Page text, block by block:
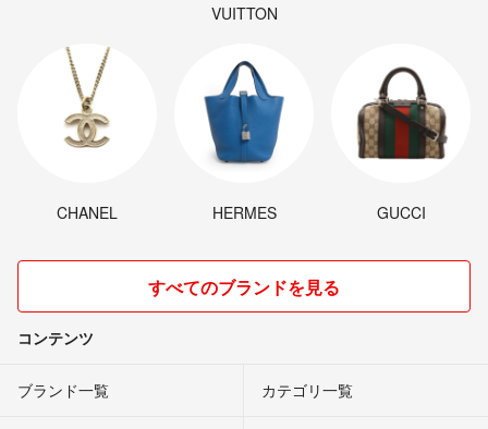
VUITTON
CHANEL HERMES GUCCI
すべてのブランドを見る
コンテンツ
ブランド一覧 カテゴリ一覧